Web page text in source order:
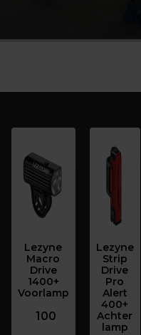
Lezyne
Macro
Drive
1400+
Voorlamp
100
Lezyne
Strip
Drive
Pro
Alert
400+
Achter
lamp